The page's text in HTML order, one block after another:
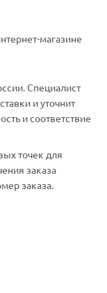
магазине
Специалист
и уточнит
и соответствие
точек для
заказа
заказа.